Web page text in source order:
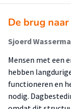
De brug
Mensen met een
hebben
functioneren en
nodig.